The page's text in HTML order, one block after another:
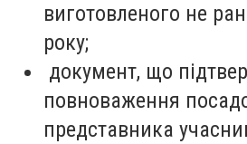
виготовленого не
року;
документ, що
повноваження
представника